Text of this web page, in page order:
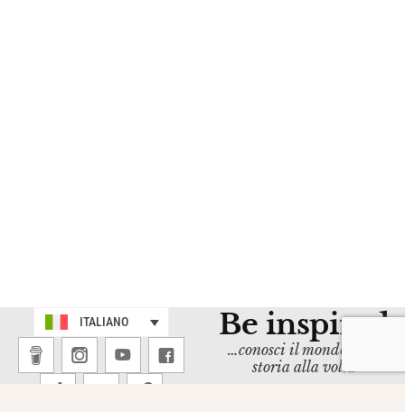
ITALIANO Be inspired
…conosci il mondo, una
storia alla volta